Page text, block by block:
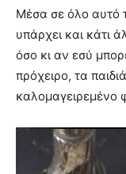
Μέσα σε όλο αυτό
υπάρχει και κάτι
όσο κι αν εσύ
πρόχειρο, τα
καλομαγειρεμένο